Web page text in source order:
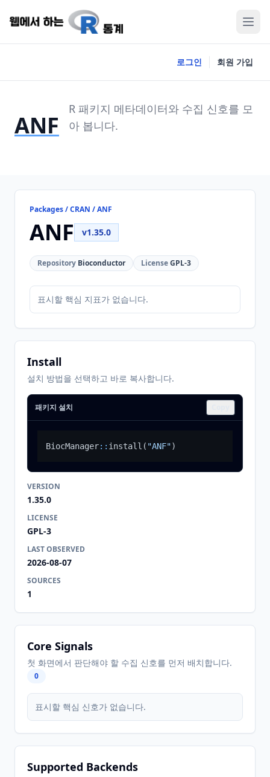
로그인 회원 가입
ANF
R 패키지 메타데이터와 수집 신호를 모
아 봅니다.
Packages / CRAN / ANF
ANF v1.35.0
Repository Bioconductor LicenseGPL-3
표시할 핵심 지표가 없습니다.
Install
설치 방법을 선택하고 바로 복사합니다.
패키지 설치
BiocManager:: install ( "ANF")
VERSION
1.35.0
LICENSE
GPL-3
LAST OBSERVED
2026-08-07
SOURCES
1
Core Signals
첫 화면에서 판단해야 할 수집 신호를 먼저 배치합니다.
0
표시할 핵심 신호가 없습니다.
Supported Backends